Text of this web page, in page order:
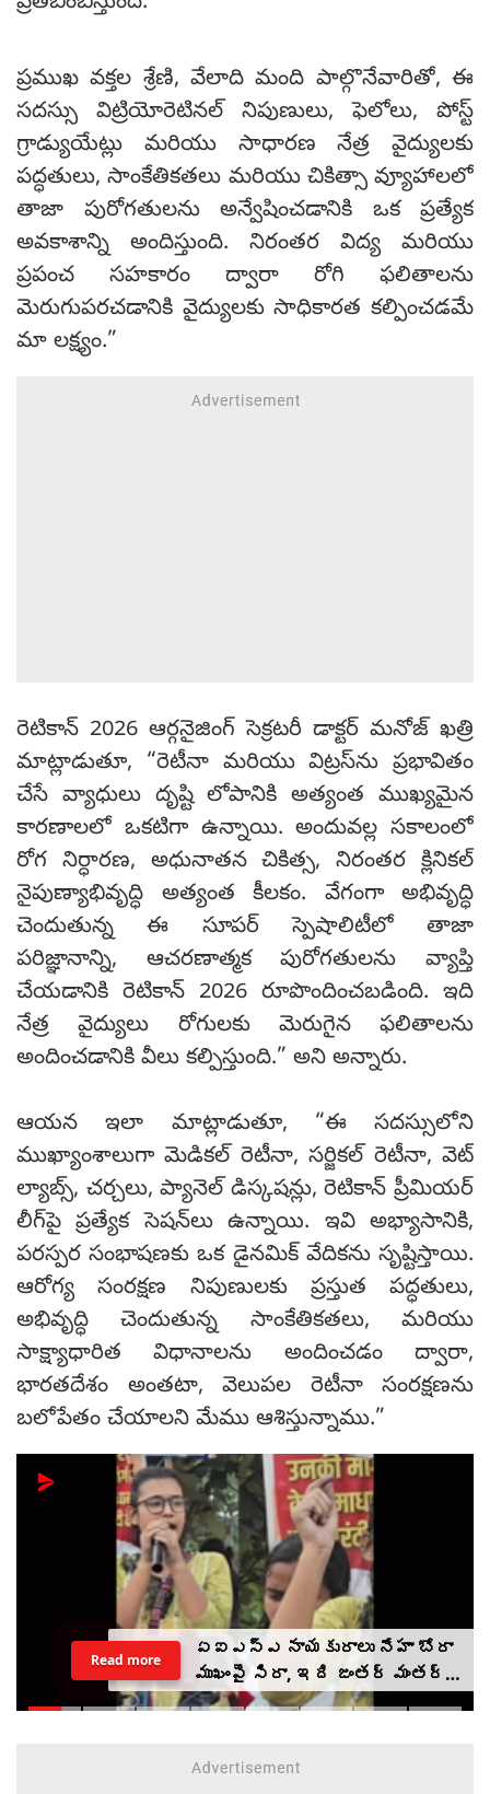
ప్రముఖ వక్తల శ్రేణి, వేలాది మంది పాల్గొనేవారితో, ఈ
సదస్సు విట్రియోరెటినల్ నిపుణులు, ఫెలోలు, పోస్ట్
గ్రాడ్యుయేట్లు మరియు సాధారణ నేత్ర వైద్యులకు
పద్ధతులు, సాంకేతికతలు మరియు చికిత్సా వ్యూహాలలో
తాజా పురోగతులను అన్వేషించడానికి ఒక ప్రత్యేక
అవకాశాన్ని అందిస్తుంది. నిరంతర విద్య మరియు
ప్రపంచ సహకారం ద్వారా రోగి ఫలితాలను
మెరుగుపరచడానికి వైద్యులకు సాధికారత కల్పించడమే
మా లక్ష్యం.”
రెటికాన్ 2026 ఆర్గనైజింగ్ సెక్రటరీ డాక్టర్ మనోజ్ ఖత్రి
మాట్లాడుతూ, “రెటీనా మరియు విట్రస్‌ను ప్రభావితం
చేసే వ్యాధులు దృష్టి లోపానికి అత్యంత ముఖ్యమైన
కారణాలలో ఒకటిగా ఉన్నాయి. అందువల్ల సకాలంలో
రోగ నిర్ధారణ, అధునాతన చికిత్స, నిరంతర క్లినికల్
నైపుణ్యాభివృద్ధి అత్యంత కీలకం. వేగంగా అభివృద్ధి
చెందుతున్న ఈ సూపర్ స్పెషాలిటీలో తాజా
పరిజ్ఞానాన్ని, ఆచరణాత్మక పురోగతులను వ్యాప్తి
చేయడానికి రెటికాన్ 2026 రూపొందించబడింది. ఇది
నేత్ర వైద్యులు రోగులకు మెరుగైన ఫలితాలను
అందించడానికి వీలు కల్పిస్తుంది.” అని అన్నారు.
ఆయన ఇలా మాట్లాడుతూ, “ఈ సదస్సులోని
ముఖ్యాంశాలుగా మెడికల్ రెటీనా, సర్జికల్ రెటీనా, వెట్
ల్యాబ్స్, చర్చలు, ప్యానెల్ డిస్కషన్లు, రెటికాన్ ప్రీమియర్
లీగ్‌పై ప్రత్యేక సెషన్‌లు ఉన్నాయి. ఇవి అభ్యాసానికి,
పరస్పర సంభాషణకు ఒక డైనమిక్ వేదికను సృష్టిస్తాయి.
ఆరోగ్య సంరక్షణ నిపుణులకు ప్రస్తుత పద్ధతులు,
అభివృద్ధి చెందుతున్న సాంకేతికతలు, మరియు
సాక్ష్యాధారిత విధానాలను అందించడం ద్వారా,
భారతదేశం అంతటా, వెలుపల రెటీనా సంరక్షణను
బలోపేతం చేయాలని మేము ఆశిస్తున్నాము.”
ఏఐఎస్ఎ నాయకురాలు నేహా బోరా
ముఖంపై సిరా, ఇది జంతర్ మంతర్
కాదంటూ...
Read more